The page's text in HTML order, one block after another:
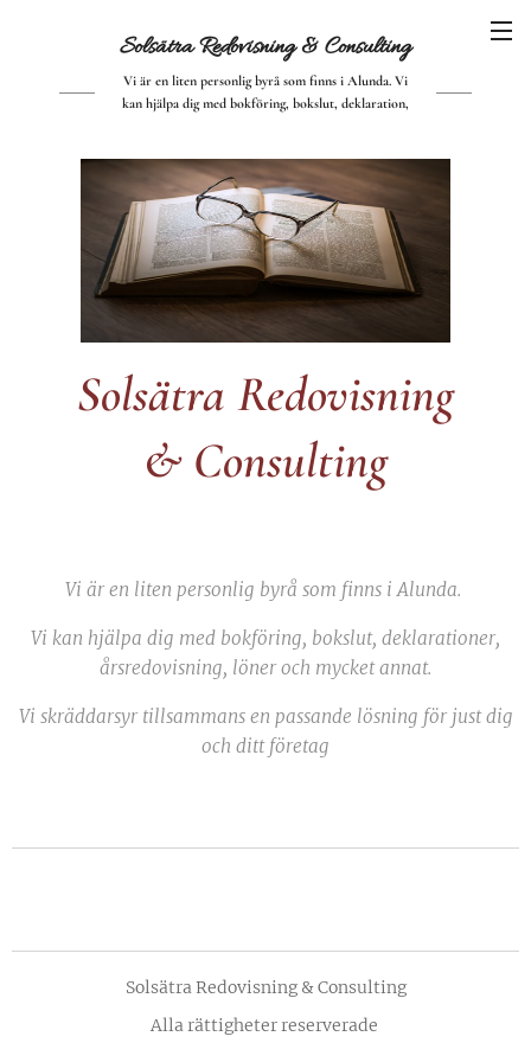
Solsätra Redovisning &Consulting
Vi är en liten personlig byrå som finns i Alunda. Vi
kan hjälpa dig med bokföring, bokslut, deklaration,
Solsätra Redovisning
& Consulting
Vi är en liten personlig byrå som finns i Alunda.
Vi kan hjälpa dig med bokföring, bokslut, deklarationer,
årsredovisning, löner och mycket annat.
Vi skräddarsyr tillsammans en passande lösning för just dig
och ditt företag
Solsätra Redovisning & Consulting
Alla rättigheter reserverade